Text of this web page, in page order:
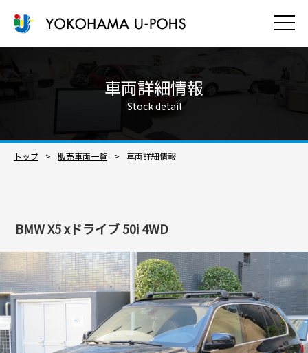
車両詳細情報
Stock detail
トップ 販売車両一覧​ 車両詳細情報
BMW X5 xドライブ 50i 4WD